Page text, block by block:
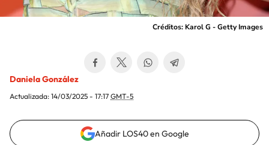
Créditos: Karol G - Getty Images
Daniela González
Actualizada: 14/03/2025 - 17:17 GMT-5
Añadir LOS40 en Google